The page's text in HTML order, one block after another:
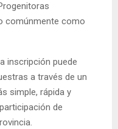
comúnmente como
inscripción puede
a través de un
simple, rápida y
de